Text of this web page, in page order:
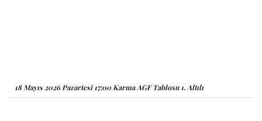
18 Mayıs 2026 Pazartesi 17:00 Karma AGF Tablosu 1. Altılı